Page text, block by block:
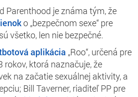
Parenthood je známa tým, že
o „bezpečnom sexe“ pre
všetko, len nie bezpečné.
aplikácia „Roo“, určená pre
rokov, ktorá naznačuje, že
na začatie sexuálnej aktivity, a
Bill Taverner, riaditeľ PP pre